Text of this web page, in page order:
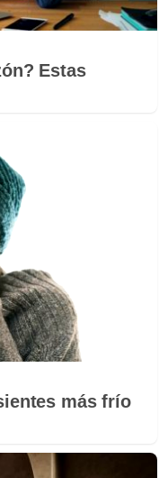
Estas
más frío